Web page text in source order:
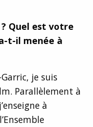
Quel est votre
t-il menée à
je suis
Parallèlement à
à